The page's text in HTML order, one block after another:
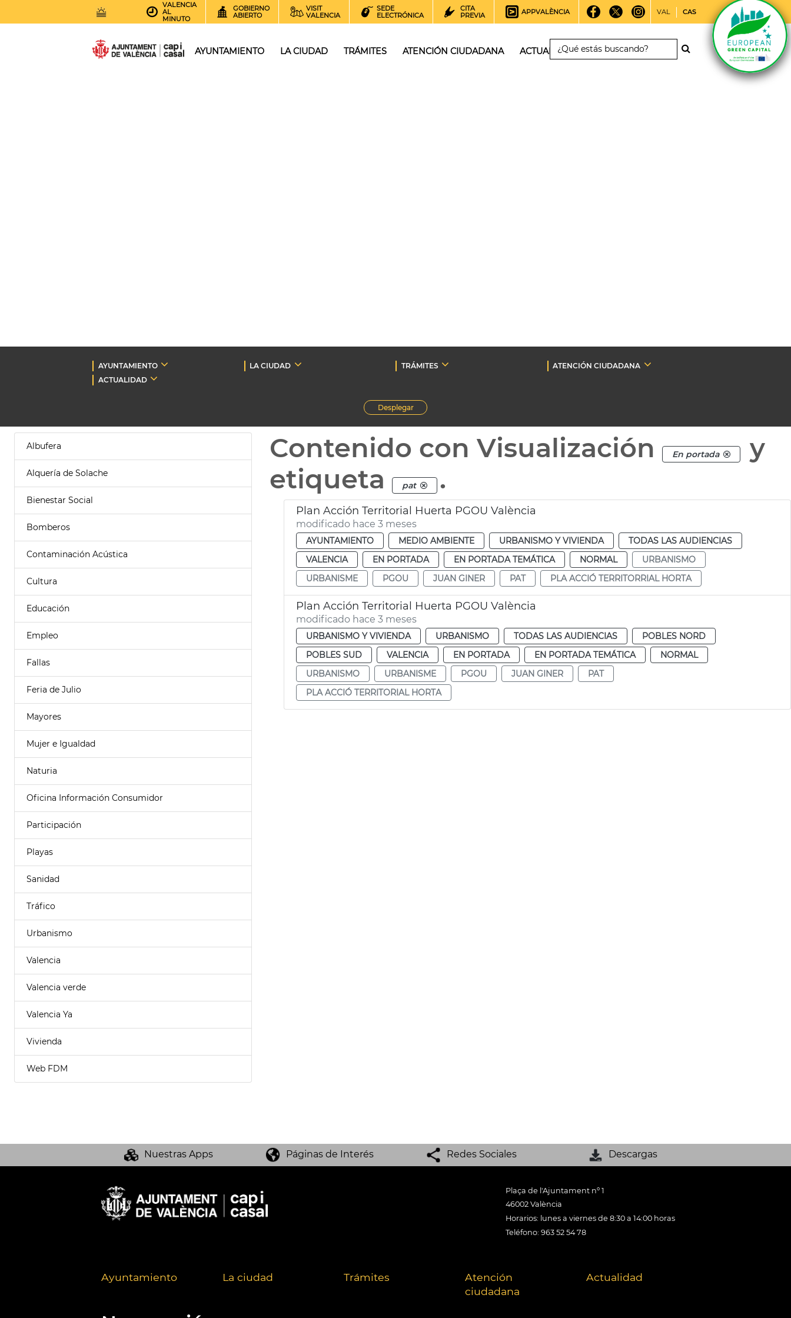
AEMET.GRADOS
VALENCIA
AL
MINUTO
GOBIERNO
ABIERTO
VISIT
VALENCIA
SEDE
ELECTRÓNICA
CITA
PREVIA
APPVALÈNCIA VAL CAS
AYUNTAMIENTO LA CIUDAD TRÁMITES ATENCIÓN CIUDADANA ACTUALIDAD
AYUNTAMIENTO LA CIUDAD TRÁMITES
ATENCIÓN CIUDADANA
ACTUALIDAD
Desplegar
Albufera
Alquería de Solache
Bienestar Social
Bomberos
Contaminación Acústica
Cultura
Educación
Empleo
Fallas
Feria de Julio
Mayores
Mujer e Igualdad
Naturia
Oficina Información Consumidor
Participación
Playas
Sanidad
Tráfico
Urbanismo
Valencia
Valencia verde
Valencia Ya
Vivienda
Web FDM
Contenido con Visualización En portada
y
etiqueta
pat .
Plan Acción Territorial Huerta PGOU València
modificado hace 3 meses
AYUNTAMIENTO MEDIO AMBIENTE URBANISMO Y VIVIENDA
TODAS LAS AUDIENCIAS
VALENCIA
EN PORTADA EN PORTADA TEMÁTICA NORMAL
URBANISMO
URBANISME
PGOU JUAN GINER PAT PLA ACCIÓ TERRITORRIAL HORTA
Plan Acción Territorial Huerta PGOU València
modificado hace 3 meses
URBANISMO Y VIVIENDA URBANISMO TODAS LAS AUDIENCIAS
POBLES NORD
POBLES SUD
VALENCIA EN PORTADA EN PORTADA TEMÁTICA
NORMAL
URBANISMO
URBANISME PGOU JUAN GINER
PAT
PLA ACCIÓ TERRITORIAL HORTA
Nuestras Apps Páginas de Interés Redes Sociales Descargas
Plaça de l'Ajuntament nº 1
46002 València
Horarios: lunes a viernes de 8:30 a 14:00 horas
Teléfono: 963 52 54 78
Ayuntamiento La ciudad Trámites
Atención
ciudadana
Actualidad